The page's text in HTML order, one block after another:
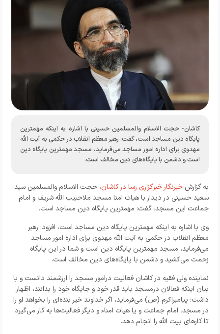
کاشان- حجت الاسلام والمسلمین حسینی با اشاره به اینکه مهمترین
پایگاه دین مساجد است، گفت: رهبر معظم انقلاب در حکمی به آیت الله
مهدوی برای اداره امور مساجد می‌فرماید، مسجد مهمترین پایگاه دین
است و دشمن با پایگاه‌های دین مخالف است.
به گزارش خبرنگار خبرگزاری رسا در کاشان، حجت الاسلام والمسلمین سید
سعید حسینی در دیدار با هیات امنا مسجد ملاحبیب الله شریف و امام
جماعت این مسجد، گفت: مهمترین پایگاه دین مساجد است.
وی با اشاره به اینکه مهمترین پایگاه دین مساجد است، افزود: رهبر
معظم انقلاب در حکمی به آیت الله مهدوی برای اداره امور مساجد
می‌فرماید، مسجد مهمترین پایگاه دین است و شما در این پایگاه
زحمت می‌کشید و دشمن با پایگاه‌های دین مخالف است.
نماینده ولی فقیه در کاشان فعالیت درامور مسجد را ارزشمند دانست و با
بیان اینکه فعالان درمسجد باید قدر خود و جایگاه خود را بدانند، اظهار
داشت: پیامبراکرم (ص) می‌فرماید، اگر خداوند خیر بنده‌ای را بخواهد او را
در مسجد، امام جماعت و یا هیات امناء و دیگر فعالیت‌ها به کار می‌گیرد
تا کار‌های بیت الله را انجام دهد.